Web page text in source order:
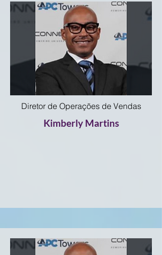
Diretor de Operações de Vendas
Kimberly Martins